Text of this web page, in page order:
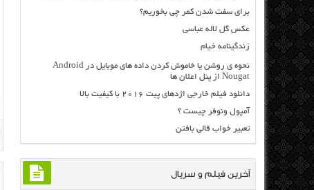
برای سفت شدن کمر چی بخوریم؟
عکس گل لاله عباسی
زندگینامه خیام
نحوه ی روشن یا خاموش کردن داده های موبایل در Android
Nougat از پنل اعلان ها
دانلود فیلم خارجی اژدهای پیت ۲۰۱۶ با کیفیت بالا
آمپول ونوفر چیست ؟
تعبیر خواب قالی بافتن
آخرین فیلم و سریال